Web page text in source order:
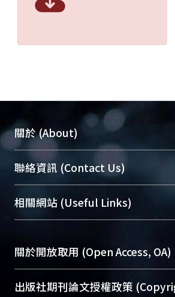
關於 (About)
臺大位居世界頂尖大學之列，為
展現本校豐碩的研究成果及學術
機構典藏（NTUR）與學術庫（AH
台，成為臺大學術典藏NTU
究能量、促進交流合作、保存學
成果。
To permanently archive and
profiles and scholarly works,
聯絡資訊 (Contact Us)
總館學科館員(Main Library)
醫學圖書館學科館員(Medical
Sciences Library)
相關網站 (Useful Links)
關於開放取用 (Open Access, OA)
開放取用是從使用者角度提升資
出版社期刊論文授權政策